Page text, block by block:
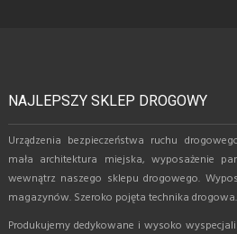
NAJLEPSZY SKLEP DROGOWY
Urządzenia bezpieczeństwa ruchu
mała architektura miejska, wyposażenie
wewnątrz naszego sklepu drogowego.
magazynów. Szeroko pojęta technika drogowa.
Produkujemy dedykowane i wysoko